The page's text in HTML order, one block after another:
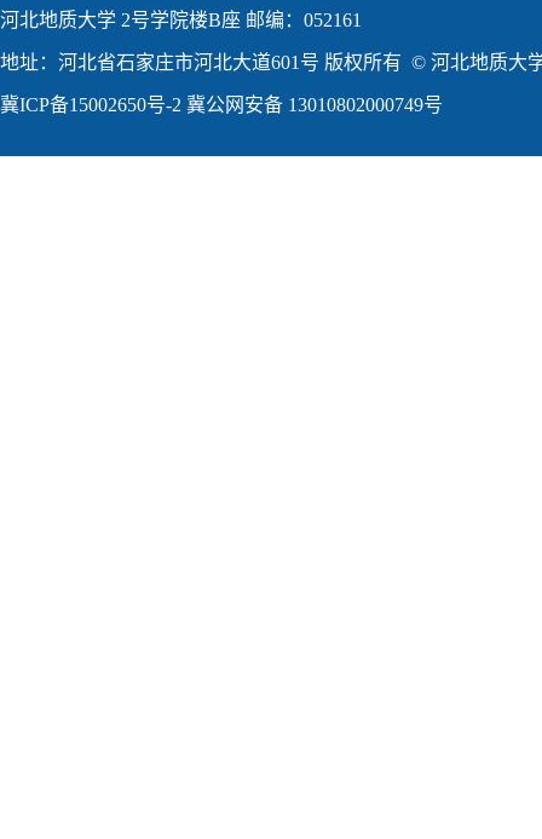
河北地质大学 2号学院楼B座 邮编：052161
地址：河北省石家庄市河北大道601号 版权所有 © 河北地质大
冀ICP备15002650号-2 冀公网安备 13010802000749号